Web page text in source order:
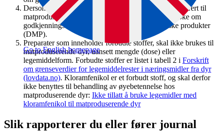
Go to English homepage
Dersom du ønsker å bruke et legemiddel som er registrert til
matproduserende dyr i et annet EØS-land, må du søke om
godkjenningsfritak hos Direktoratet for medisinske produkter
(DMP).
Preparater som inneholder forbudte stoffer, skal ikke brukes til
matproduserende dyr, uansett mengde (dose) eller
legemiddelform. Forbudte stoffer er listet i tabell 2 i Forskrift
om grenseverdier for legemiddelrester i næringsmidler fra dyr
(lovdata.no). Kloramfenikol er et forbudt stoff, og skal derfor
ikke benyttes til behandling av øyebetennelse hos
matproduserende dyr: Ikke tillatt å bruke legemidler med
kloramfenikol til matproduserende dyr
Slik rapporterer du eller fører journal